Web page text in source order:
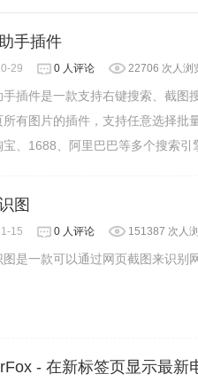
行扫描，软件即会根据图片
手插件
29 0 人评论 22706 次人浏
手插件是一款支持右键搜索、截图
所有图片的插件，支持任意选择批
、1688、阿里巴巴等多个搜索引
图
15 0 人评论 151387 次人
图是一款可以通过网页截图来识别
- 在新标签页显示最新